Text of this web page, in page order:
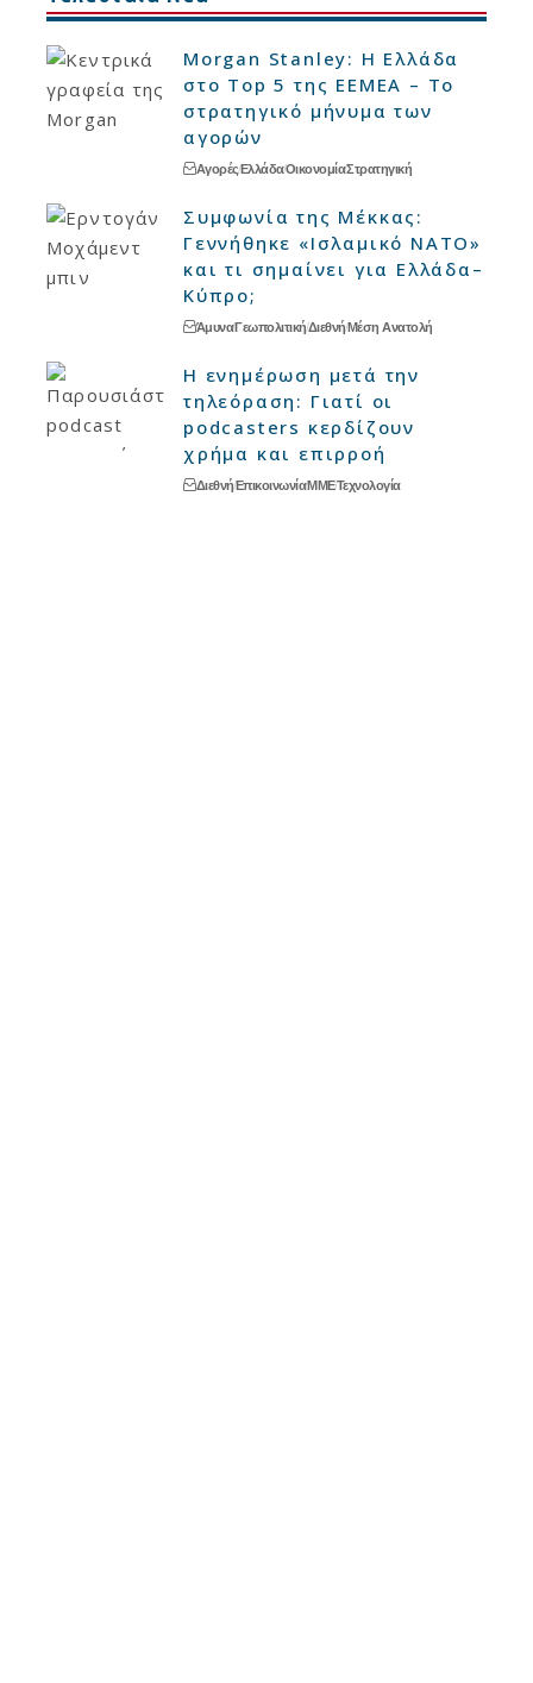
Morgan Stanley: Η Ελλάδα
στο Top 5 της EEMEA – Το
στρατηγικό μήνυμα των
αγορών
ΑγορέςΕλλάδαΟικονομίαΣτρατηγική
Συμφωνία της Μέκκας:
Γεννήθηκε «Ισλαμικό ΝΑΤΟ»
και τι σημαίνει για Ελλάδα–
Κύπρο;
ΆμυναΓεωπολιτικήΔιεθνήΜέση Ανατολή
Η ενημέρωση μετά την
τηλεόραση: Γιατί οι
podcasters κερδίζουν
χρήμα και επιρροή
ΔιεθνήΕπικοινωνίαΜΜΕΤεχνολογία